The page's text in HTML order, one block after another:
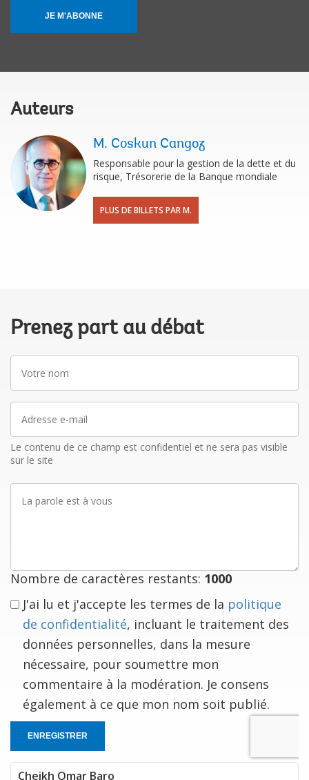
JE M'ABONNE
Auteurs
M. Coskun Cangoz
Responsable pour la gestion de la dette et du
risque, Trésorerie de la Banque mondiale
PLUS DE BILLETS PAR M.
Prenez part au débat
nom
mail
Le contenu de ce champ est confidentiel et ne sera pas visible
sur le site
parole
Nombre de caractères restants: 1000
J'ai lu et j'accepte les termes de la politique
de confidentialité, incluant le traitement des
données personnelles, dans la mesure
nécessaire, pour soumettre mon
commentaire à la modération. Je consens
également à ce que mon nom soit publié.
ENREGISTRER
Cheikh Omar Baro